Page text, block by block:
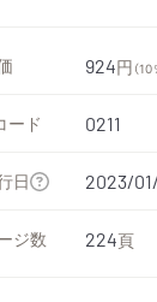
924円 （
ード 0211
日 2023/
ジ数 224頁